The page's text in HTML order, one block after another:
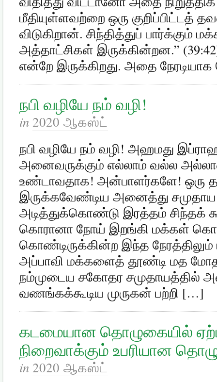
மீதியுள்ளவற்றை ஒரு குறிப்பிட்டத்
விடுகிறான். சிந்தித்துப் பார்க்கும்
அத்தாட்சிகள் இருக்கின்றன.”
என்றே இருக்கிறது. அதை
நபி வழியே நம் வழி!
in 2020 ஆகஸ்ட்
நபி வழியே நம் வழி! அஹமது
அனைவருக்கும் எல்லாம் வல்ல
உண்டாவதாக! அன்பாளர்களே! ஒரு
இருக்கவேண்டிய அனைத்து
அடித்துக்கொண்டு இரத்தம் சிந்தக்
கொரானா நோய் இறங்கி மக்கள்
கொண்டிருக்கின்ற இந்த நேரத்திலும்
அப்பாவி மக்களைத் தூண்டி மத
நம்முடைய சகோதர சமுதாயத்தில்
வணங்கக்கூடிய முருகன் பற்றி […]
கடமையான தொழுகையில்
நிறைவாக்கும் உபரியான
in 2020 ஆகஸ்ட்